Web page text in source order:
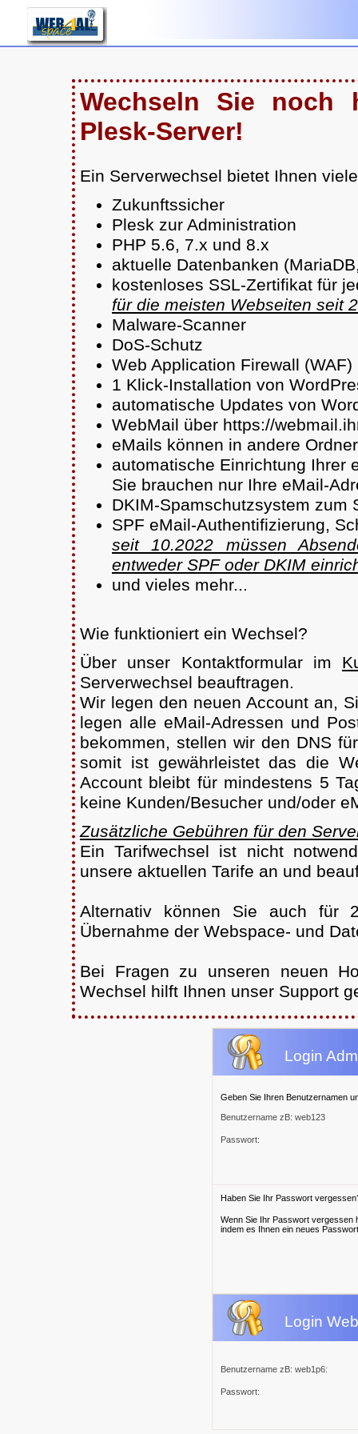
Wechseln Sie noch
Plesk-Server!
Ein Serverwechsel bietet Ihnen
Zukunftssicher
Plesk zur Administration
PHP 5.6, 7.x und 8.x
aktuelle Datenbanken
kostenloses SSL-Zertifikat für
für die meisten Webseiten seit
Malware-Scanner
DoS-Schutz
Web Application Firewall (WAF)
1 Klick-Installation von
automatische Updates von
WebMail über https://
eMails können in andere
automatische Einrichtung Ihrer
Sie brauchen nur Ihre eMail-
DKIM-Spamschutzsystem zum
SPF eMail-Authentifizierung,
seit 10.2022 müssen
entweder SPF oder DKIM
und vieles mehr...
Wie funktioniert ein Wechsel?
Über unser Kontaktformular im
Serverwechsel beauftragen.
Wir legen den neuen Account an,
legen alle eMail-Adressen und
bekommen, stellen wir den DNS
somit ist gewährleistet das die
Account bleibt für mindestens 5
keine Kunden/Besucher und/oder
Zusätzliche Gebühren für den
Ein Tarifwechsel ist nicht
unsere aktuellen Tarife an und
Alternativ können Sie auch für
Übernahme der Webspace- und
Bei Fragen zu unseren neuen
Wechsel hilft Ihnen unser Support
Login
Geben Sie Ihren Benutzernamen
Benutzername zB: web123
Passwort:
Haben Sie Ihr Passwort
Wenn Sie Ihr Passwort vergessen
indem es Ihnen ein neues
Login
Benutzername zB: web1p6:
Passwort: